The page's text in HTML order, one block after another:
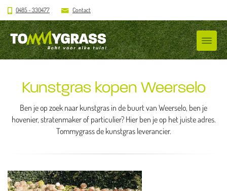
0485 - 330477 Contact
Kunstgras kopen Weerselo
Ben je op zoek naar kunstgras in de buurt van Weerselo, ben je
hovenier, stratenmaker of particulier? Hier ben je op het juiste adres.
Tommygrass de kunstgras leverancier.